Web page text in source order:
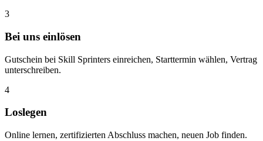
3
Bei uns einlösen
Gutschein bei Skill Sprinters einreichen, Starttermin wählen, Vertrag
unterschreiben.
4
Loslegen
Online lernen, zertifizierten Abschluss machen, neuen Job finden.